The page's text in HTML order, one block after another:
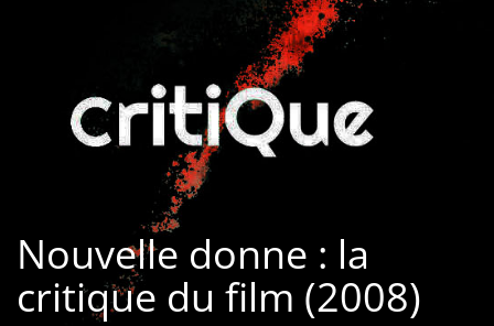
Les films par
Séries
Les films
interdits
Les Dossiers
Les disparus
Nouvelle donne : la
critique du film (2008)